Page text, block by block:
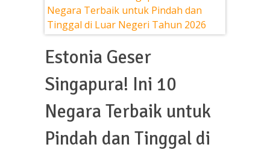
Estonia Geser
Singapura! Ini 10
Negara Terbaik untuk
Pindah dan Tinggal di